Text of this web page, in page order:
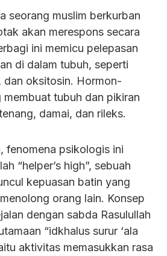
seorang muslim berkurban
akan merespons secara
ini memicu pelepasan
di dalam tubuh, seperti
dan oksitosin. Hormon-
membuat tubuh dan pikiran
damai, dan rileks.
fenomena psikologis ini
“helper’s high”, sebuah
kepuasan batin yang
orang lain. Konsep
dengan sabda Rasulullah
“idkhalus surur ‘ala
aktivitas memasukkan rasa